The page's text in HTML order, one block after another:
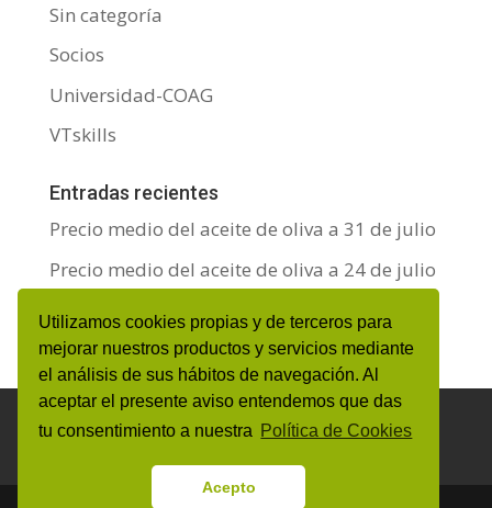
Utilizamos cookies propias y de terceros para
mejorar nuestros productos y servicios mediante
el análisis de sus hábitos de navegación. Al
aceptar el presente aviso entendemos que das
tu consentimiento a nuestra Política de Cookies
Acepto
Sin categoría
Socios
Universidad-COAG
VTskills
Entradas recientes
Precio medio del aceite de oliva a 31 de julio
Precio medio del aceite de oliva a 24 de julio
Precio medio del aceite de oliva a 17 de julio
Aviso Legal y Protección de datos personales